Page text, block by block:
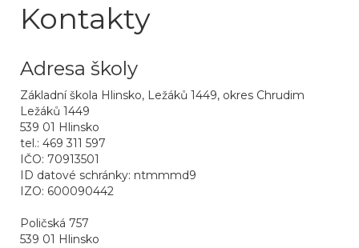
Kontakty
Adresa školy
Základní škola Hlinsko, Ležáků 1449, okres Chrudim
Ležáků 1449
539 01 Hlinsko
tel.: 469 311 597
IČO: 70913501
ID datové schránky: ntmmmd9
IZO: 600090442
Poličská 757
539 01 Hlinsko